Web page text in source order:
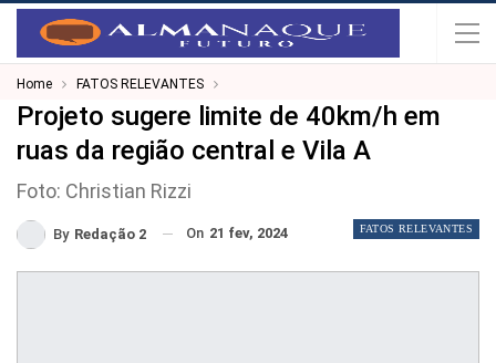
Home FATOS RELEVANTES
Projeto sugere limite de 40km/h em
ruas da região central e Vila A
Foto: Christian Rizzi
FATOS RELEVANTES
By Redação 2 On 21 fev, 2024